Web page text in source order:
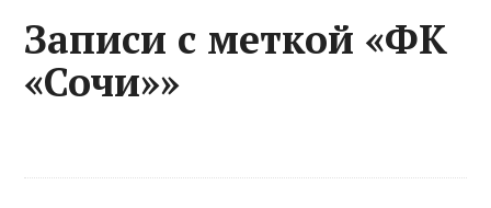
Записи с меткой «ФК
«Сочи»»